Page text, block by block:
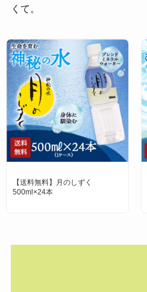
くて。
【送料無料】月のしずく
500ml×24本